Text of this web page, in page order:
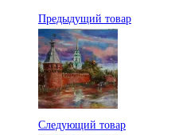
Предыдущий товар
Следующий товар